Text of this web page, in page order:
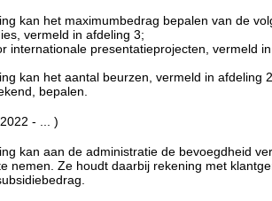
kan het maximumbedrag bepalen van de
vermeld in afdeling 3;
internationale presentatieprojecten, vermeld
kan het aantal beurzen, vermeld in
bepalen.
- ... )
kan aan de administratie de bevoegdheid
nemen. Ze houdt daarbij rekening met